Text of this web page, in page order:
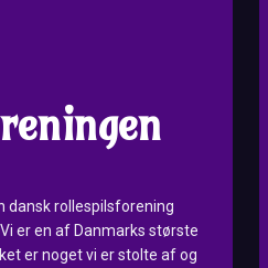
dansk rollespilsforening
er en af Danmarks største
er noget vi er stolte af og